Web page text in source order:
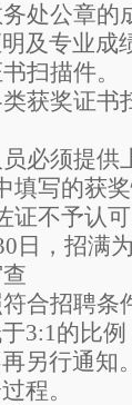
处公章的
及专业成
扫描件。
获奖证书
必须提供
填写的获
证不予认
日，招满为
合招聘条
3:1的比
另行通知。
程。